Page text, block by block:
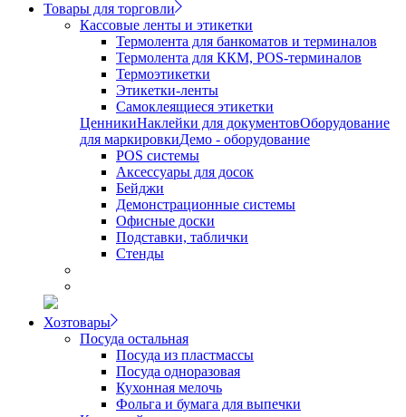
Товары для торговли
Кассовые ленты и этикетки
Термолента для банкоматов и терминалов
Термолента для ККМ, POS-терминалов
Термоэтикетки
Этикетки-ленты
Самоклеящиеся этикетки
ЦенникиНаклейки для документовОборудование
для маркировкиДемо - оборудование
POS системы
Аксессуары для досок
Бейджи
Демонстрационные системы
Офисные доски
Подставки, таблички
Стенды
Хозтовары
Посуда остальная
Посуда из пластмассы
Посуда одноразовая
Кухонная мелочь
Фольга и бумага для выпечки